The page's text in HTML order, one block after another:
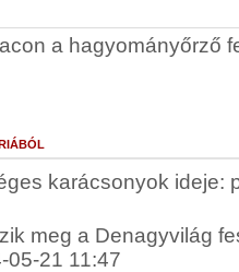
a hagyományőrző
karácsonyok ideje:
meg a Denagyvilág
05-21 11:47